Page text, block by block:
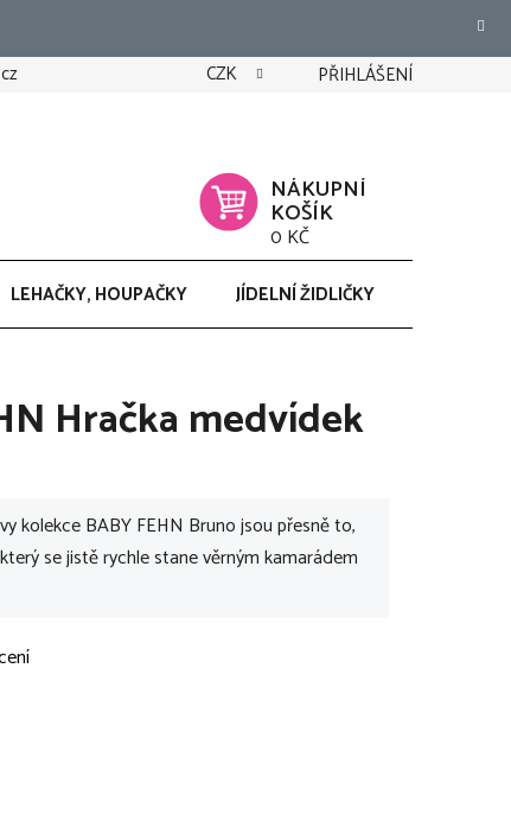
CZK PŘIHLÁŠENÍ
NÁKUPNÍ
KOŠÍK
0 KČ
LEHAČKY, HOUPAČKY JÍDELNÍ ŽIDLIČKY
Hračka medvídek
kolekce BABY FEHN Bruno jsou přesně to,
se jistě rychle stane věrným kamarádem